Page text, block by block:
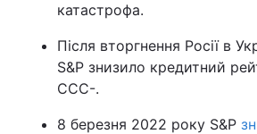
катастрофа.
Після вторгнення Росії в
S&P знизило кредитний
ССС-.
8 березня 2022 року S&P